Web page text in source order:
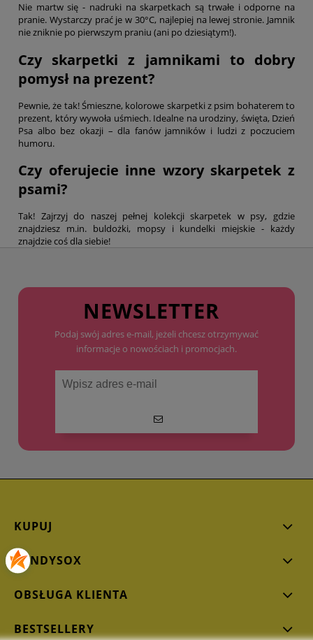
Nie martw się - nadruki na skarpetkach są trwałe i odporne na
pranie. Wystarczy prać je w 30°C, najlepiej na lewej stronie. Jamnik
nie zniknie po pierwszym praniu (ani po dziesiątym!).
Czy skarpetki z jamnikami to dobry
pomysł na prezent?
Pewnie, że tak! Śmieszne, kolorowe skarpetki z psim bohaterem to
prezent, który wywoła uśmiech. Idealne na urodziny, święta, Dzień
Psa albo bez okazji – dla fanów jamników i ludzi z poczuciem
humoru.
Czy oferujecie inne wzory skarpetek z
psami?
Tak! Zajrzyj do naszej pełnej kolekcjiskarpetek w psy, gdzie
znajdziesz m.in. buldożki, mopsy i kundelki miejskie - każdy
znajdzie coś dla siebie!
NEWSLETTER
Podaj swój adres e-mail, jeżeli chcesz otrzymywać
informacje o nowościach i promocjach.
KUPUJ
CANDYSOX
OBSŁUGA KLIENTA
BESTSELLERY